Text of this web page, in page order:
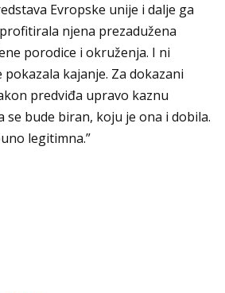
Evropske unije i dalje ga
njena prezadužena
porodice i okruženja. I ni
kajanje. Za dokazani
predviđa upravo kaznu
se bude biran, koju je ona i dobila.
legitimna.”